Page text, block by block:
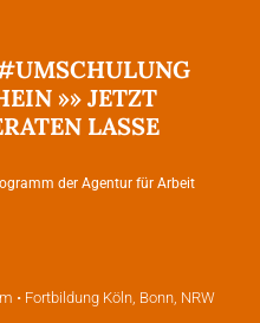
»» JETZT
LASSE
der Agentur für Arbeit
• Fortbildung Köln, Bonn, NRW